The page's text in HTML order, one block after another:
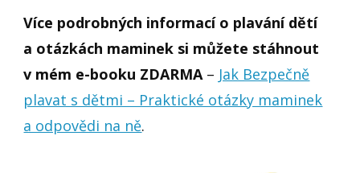
Více podrobných informací o plavání dětí
a otázkách maminek si můžete stáhnout
v mém e-booku ZDARMA – Jak Bezpečně
plavat s dětmi – Praktické otázky maminek
a odpovědi na ně.